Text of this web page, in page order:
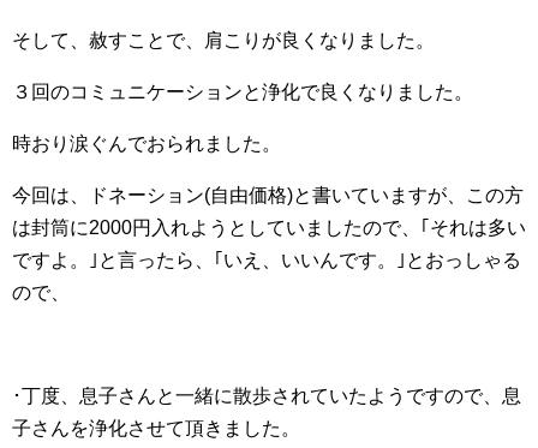
そして、赦すことで、肩こりが良くなりました。
３回のコミュニケーションと浄化で良くなりました。
時おり涙ぐんでおられました。
今回は、ドネーション(自由価格)と書いていますが、この方
は封筒に2000円入れようとしていましたので、｢それは多い
ですよ。｣と言ったら、｢いえ、いいんです。｣とおっしゃる
ので、
･丁度、息子さんと一緒に散歩されていたようですので、息
子さんを浄化させて頂きました。